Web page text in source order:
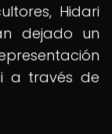
Hidari
dejado un
a través de